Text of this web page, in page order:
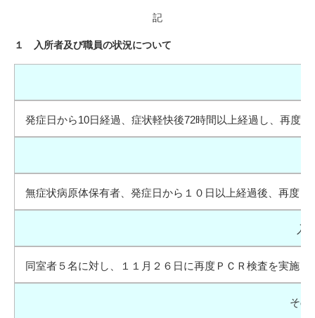
記
１ 入所者及び職員の状況について
発症日から10日経過、症状軽快後72時間以上経過し、再度
無症状病原体保有者、発症日から１０日以上経過後、再度
入
同室者５名に対し、１１月２６日に再度ＰＣＲ検査を実施し
その